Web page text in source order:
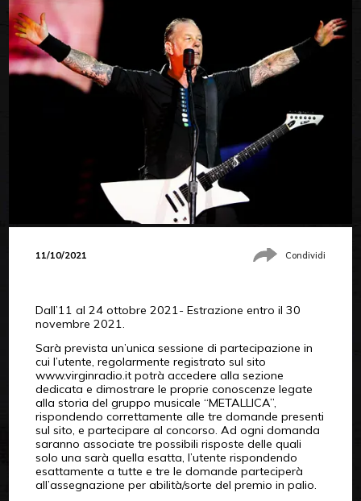
11/10/2021 Condividi
Dall’11 al 24 ottobre 2021- Estrazione entro il 30
novembre 2021.
Sarà prevista un’unica sessione di partecipazione in
cui l’utente, regolarmente registrato sul sito
www.virginradio.it potrà accedere alla sezione
dedicata e dimostrare le proprie conoscenze legate
alla storia del gruppo musicale “METALLICA”,
rispondendo correttamente alle tre domande presenti
sul sito, e partecipare al concorso. Ad ogni domanda
saranno associate tre possibili risposte delle quali
solo una sarà quella esatta, l’utente rispondendo
esattamente a tutte e tre le domande parteciperà
all’assegnazione per abilità/sorte del premio in palio.